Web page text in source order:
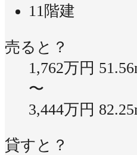
11階建
売ると？
1,762万円
〜
3,444万円
貸すと？